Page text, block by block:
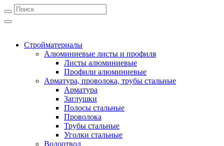
Стройматериалы
Алюминиевые листы и профиля
Листы алюминиевые
Профили алюминиевые
Арматура, проволока, трубы стальные
Арматура
Заглушки
Полосы стальные
Проволока
Трубы стальные
Уголки стальные
Водоотвод